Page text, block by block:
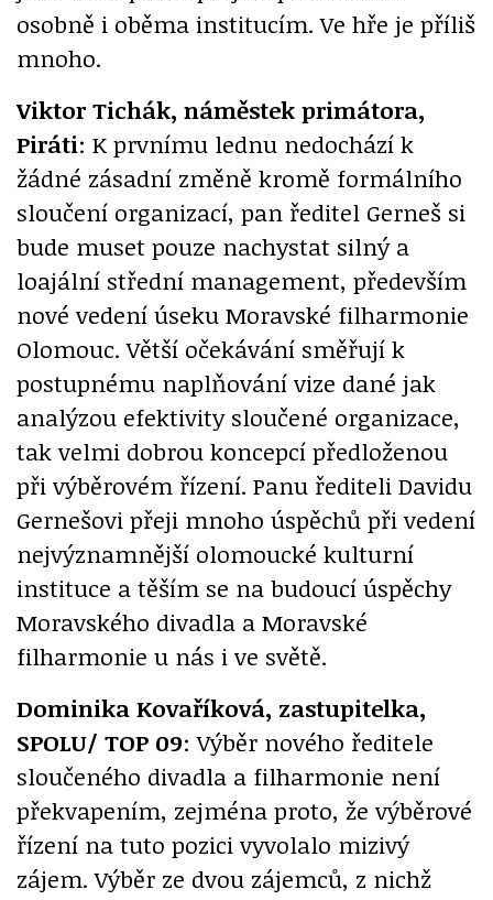
osobně i oběma institucím. Ve hře je příliš
mnoho.
Viktor Tichák, náměstek primátora,
Piráti: K prvnímu lednu nedochází k
žádné zásadní změně kromě formálního
sloučení organizací, pan ředitel Gerneš si
bude muset pouze nachystat silný a
loajální střední management, především
nové vedení úseku Moravské filharmonie
Olomouc. Větší očekávání směřují k
postupnému naplňování vize dané jak
analýzou efektivity sloučené organizace,
tak velmi dobrou koncepcí předloženou
při výběrovém řízení. Panu řediteli Davidu
Gernešovi přeji mnoho úspěchů při vedení
nejvýznamnější olomoucké kulturní
instituce a těším se na budoucí úspěchy
Moravského divadla a Moravské
filharmonie u nás i ve světě.
Dominika Kovaříková, zastupitelka,
SPOLU/ TOP 09: Výběr nového ředitele
sloučeného divadla a filharmonie není
překvapením, zejména proto, že výběrové
řízení na tuto pozici vyvolalo mizivý
zájem. Výběr ze dvou zájemců, z nichž